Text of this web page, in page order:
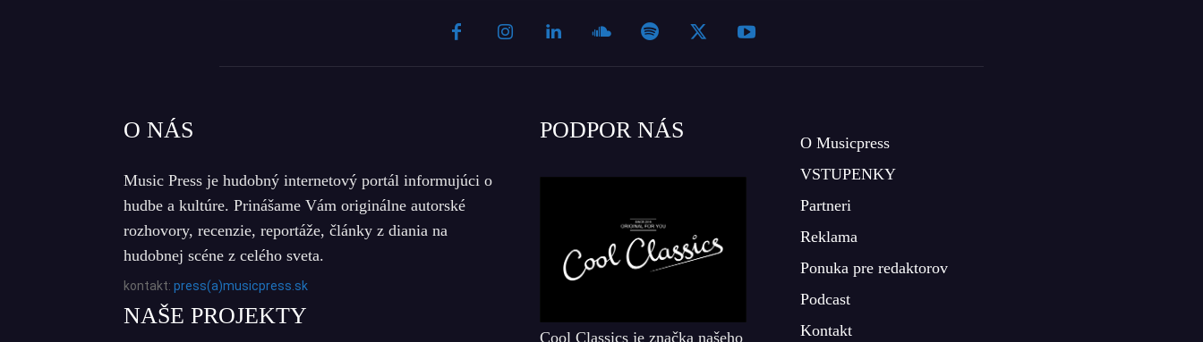
O NÁS
Music Press je hudobný internetový portál informujúci o
hudbe a kultúre. Prinášame Vám originálne autorské
rozhovory, recenzie, reportáže, články z diania na
hudobnej scéne z celého sveta.
kontakt: press(a)musicpress.sk
NAŠE PROJEKTY
PODPOR NÁS
Cool Classics je značka našeho
O Musicpress
VSTUPENKY
Partneri
Reklama
Ponuka pre redaktorov
Podcast
Kontakt